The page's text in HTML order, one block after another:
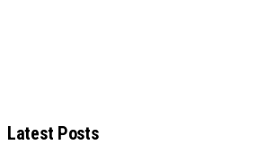
Latest Posts